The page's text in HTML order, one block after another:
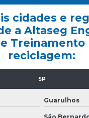
cidades e
a Altaseg
Treinamento
reciclagem:
SP
Guarulhos